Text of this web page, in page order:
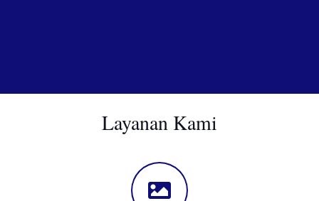
Layanan Kami